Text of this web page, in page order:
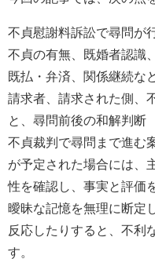
不貞慰謝料訴訟で尋問が
不貞の有無、既婚者認識
既払・弁済、関係継続な
請求者、請求された側、
と、尋問前後の和解判断
不貞裁判で尋問まで進む
が予定された場合には、
性を確認し、事実と評価
曖昧な記憶を無理に断定
反応したりすると、不利
す。